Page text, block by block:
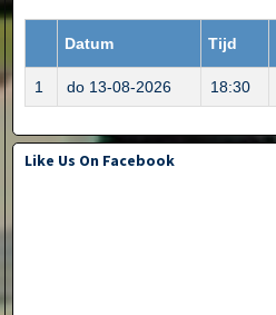
Datum Tijd
1 do 13-08-2026 18:30
Like Us On Facebook